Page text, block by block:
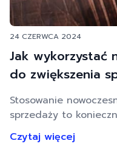
24 CZERWCA 2024
Jak wykorzystać
do zwiększenia
Stosowanie
sprzedaży to
zapewnia potężne
Czytaj więcej